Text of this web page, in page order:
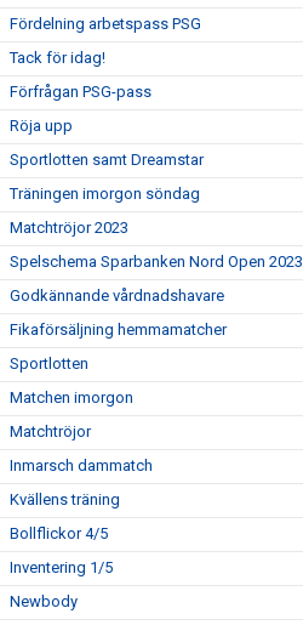
Fördelning arbetspass PSG
Tack för idag!
Förfrågan PSG-pass
Röja upp
Sportlotten samt Dreamstar
Träningen imorgon söndag
Matchtröjor 2023
Spelschema Sparbanken Nord Open 2023
Godkännande vårdnadshavare
Fikaförsäljning hemmamatcher
Sportlotten
Matchen imorgon
Matchtröjor
Inmarsch dammatch
Kvällens träning
Bollflickor 4/5
Inventering 1/5
Newbody